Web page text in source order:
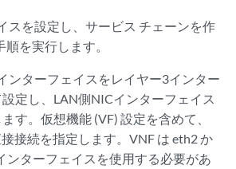
{
スを設定し、サービス チェーンを作
を実行します。
ンターフェイスをレイヤー3インター
定し、LAN側NICインターフェイス
す。仮想機能 (VF) 設定を含めて、
接続を指定します。VNF は eth2 か
ンターフェイスを使用する必要があ